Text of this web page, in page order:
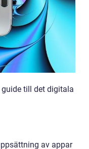
till det digitala
av appar